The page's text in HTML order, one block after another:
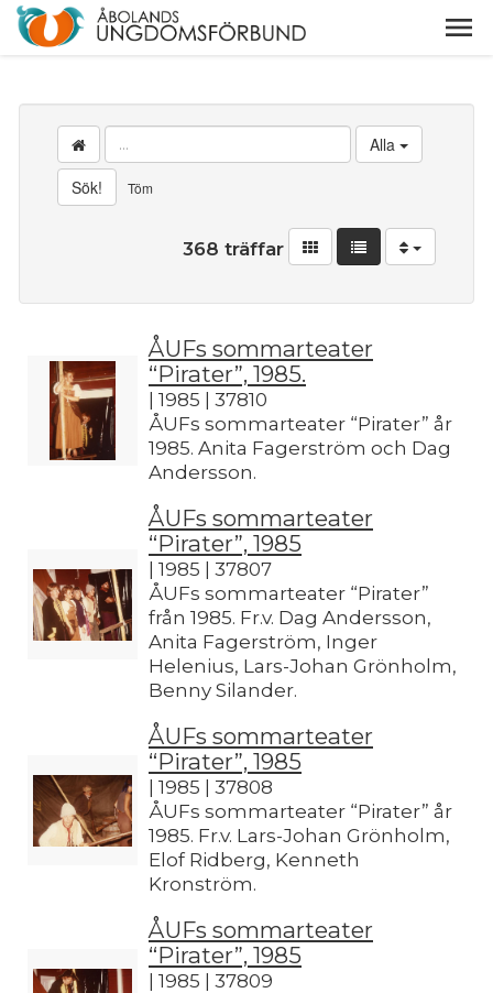
Alla
Sök!
Töm
368 träffar
ÅUFs sommarteater
“Pirater”, 1985.
| 1985 | 37810
ÅUFs sommarteater “Pirater” år
1985. Anita Fagerström och Dag
Andersson.
ÅUFs sommarteater
“Pirater”, 1985
| 1985 | 37807
ÅUFs sommarteater “Pirater”
från 1985. Fr.v. Dag Andersson,
Anita Fagerström, Inger
Helenius, Lars-Johan Grönholm,
Benny Silander.
ÅUFs sommarteater
“Pirater”, 1985
| 1985 | 37808
ÅUFs sommarteater “Pirater” år
1985. Fr.v. Lars-Johan Grönholm,
Elof Ridberg, Kenneth
Kronström.
ÅUFs sommarteater
“Pirater”, 1985
| 1985 | 37809